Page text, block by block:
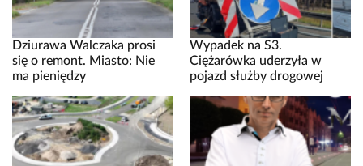
Dziurawa Walczaka prosi
się o remont. Miasto: Nie
ma pieniędzy
Wypadek na S3.
Ciężarówka uderzyła w
pojazd służby drogowej